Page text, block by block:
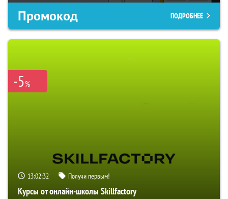
Промокод ПОДРОБНЕЕ
-5%
13:02:31 Получи первым!
Курсы от онлайн-школы Skillfactory